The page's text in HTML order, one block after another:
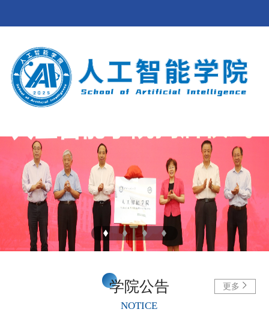
学院公告
NOTICE
更多